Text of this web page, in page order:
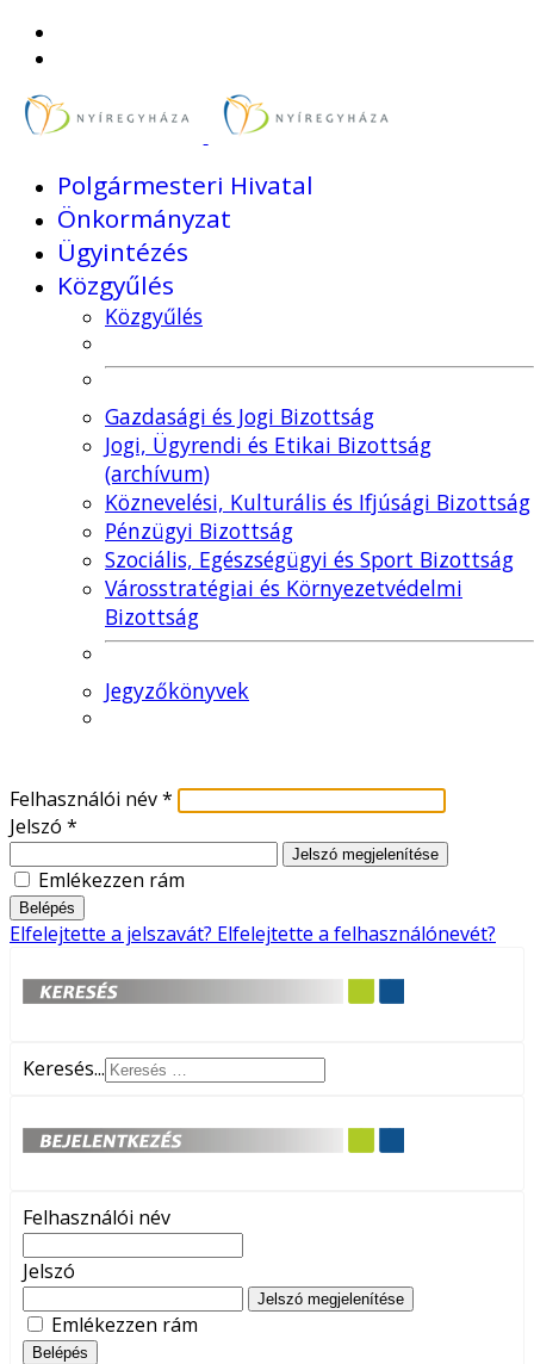
Polgármesteri Hivatal
Önkormányzat
Ügyintézés
Közgyűlés
Közgyűlés
Gazdasági és Jogi Bizottság
Jogi, Ügyrendi és Etikai Bizottság
(archívum)
Köznevelési, Kulturális és Ifjúsági Bizottság
Pénzügyi Bizottság
Szociális, Egészségügyi és Sport Bizottság
Városstratégiai és Környezetvédelmi
Bizottság
Jegyzőkönyvek
Felhasználói név*
Jelszó *
Jelszó megjelenítése
Emlékezzen rám
Belépés
Elfelejtette a jelszavát? Elfelejtette a felhasználónevét?
Keresés...
Felhasználói név
Jelszó
Jelszó megjelenítése
Emlékezzen rám
Belépés